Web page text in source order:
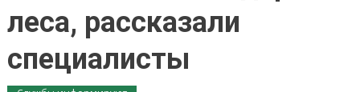
леса, рассказали
специалисты